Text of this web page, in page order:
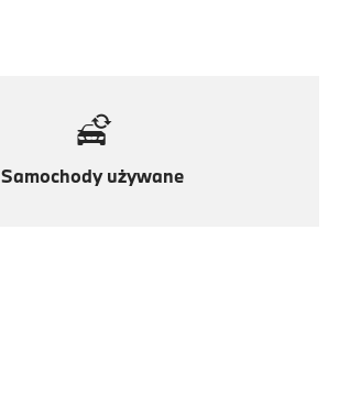
Samochody używane